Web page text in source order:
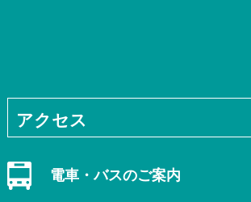
アクセス
電車・バスのご案内